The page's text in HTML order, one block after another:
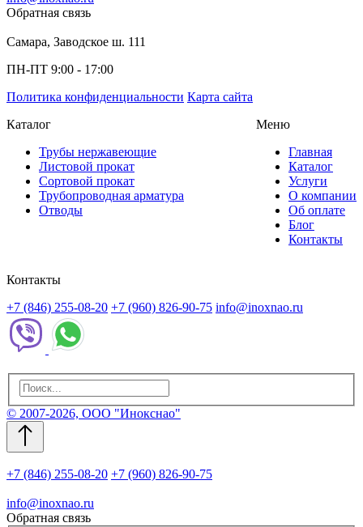
Обратная связь
Самара, Заводское ш. 111
ПН-ПТ 9:00 - 17:00
Политика конфиденциальности Карта сайта
Каталог
Трубы нержавеющие
Листовой прокат
Сортовой прокат
Трубопроводная арматура
Отводы
Меню
Главная
Каталог
Услуги
О компании
Об оплате
Блог
Контакты
Контакты
+7 (846) 255-08-20 +7 (960) 826-90-75 info@inoxnao.ru
© 2007-2026, ООО "Инокснао"
+7 (846) 255-08-20 +7 (960) 826-90-75
info@inoxnao.ru
Обратная связь